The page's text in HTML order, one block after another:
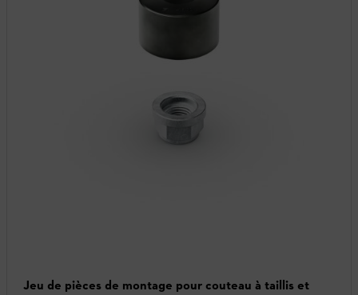
Jeu de pièces de montage pour couteau à taillis et